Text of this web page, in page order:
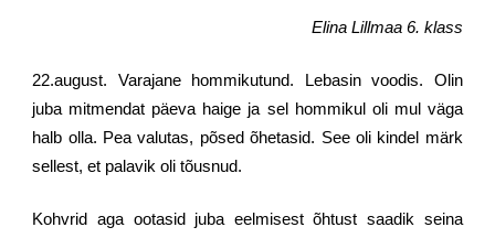
Elina Lillmaa 6. klass
22.august. Varajane hommikutund. Lebasin voodis. Olin
juba mitmendat päeva haige ja sel hommikul oli mul väga
halb olla. Pea valutas, põsed õhetasid. See oli kindel märk
sellest, et palavik oli tõusnud.
Kohvrid aga ootasid juba eelmisest õhtust saadik seina